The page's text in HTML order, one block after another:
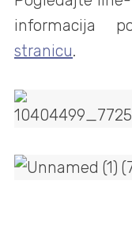
informacija
stranicu.